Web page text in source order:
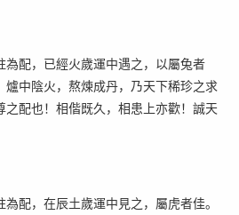
配，已經火歲運中遇之，以屬兔者
中陰火，熬煉成丹，乃天下稀珍之求
配也！相偕既久，相患上亦歡！誠天
，在辰土歲運中見之，屬虎者佳。